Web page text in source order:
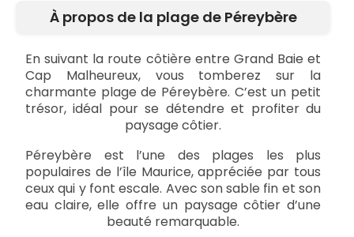
À propos de la plage de Péreybère
En suivant la route côtière entre Grand Baie et
Cap Malheureux, vous tomberez sur la
charmante plage de Péreybère. C’est un petit
trésor, idéal pour se détendre et profiter du
paysage côtier.
Péreybère est l’une des plages les plus
populaires de l’île Maurice, appréciée par tous
ceux qui y font escale. Avec son sable fin et son
eau claire, elle offre un paysage côtier d’une
beauté remarquable.